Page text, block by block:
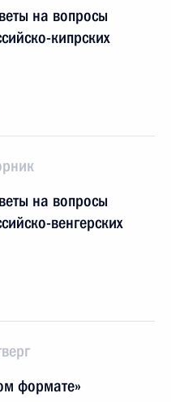
на вопросы
кипрских
на вопросы
венгерских
формате»